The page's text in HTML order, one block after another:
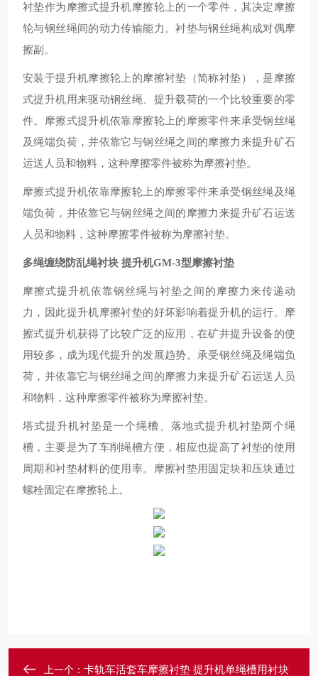
衬垫作为摩擦式提升机摩擦轮上的一个零件，其决定摩擦
轮与钢丝绳间的动力传输能力。衬垫与钢丝绳构成对偶摩
擦副。
安装于提升机摩擦轮上的摩擦衬垫（简称衬垫），是摩擦
式提升机用来驱动钢丝绳、提升载荷的一个比较重要的零
件。摩擦式提升机依靠摩擦轮上的摩擦零件来承受钢丝绳
及绳端负荷，并依靠它与钢丝绳之间的摩擦力来提升矿石
运送人员和物料，这种摩擦零件被称为摩擦衬垫。
摩擦式提升机依靠摩擦轮上的摩擦零件来承受钢丝绳及绳
端负荷，并依靠它与钢丝绳之间的摩擦力来提升矿石运送
人员和物料，这种摩擦零件被称为摩擦衬垫。
多绳缠绕防乱绳衬块 提升机GM-3型摩擦衬垫
摩擦式提升机依靠钢丝绳与衬垫之间的摩擦力来传递动
力，因此提升机摩擦衬垫的好坏影响着提升机的运行。摩
擦式提升机获得了比较广泛 的应用， 在矿井提升设备的使
用较多 ，成为现代提升的发展趋势。承受钢丝绳及绳端负
荷，并依靠它与钢丝绳之间的摩擦力来提升矿石运送人员
和物料，这种摩擦零件被称为摩擦衬垫。
塔式提升机衬垫是一个绳槽、落地式提升机衬垫两个绳
槽，主要是为了车削绳槽方便，相应也提高了衬垫的使用
周期和衬垫材料的使用率。摩擦衬垫用固定块和压块通过
螺栓固定在摩擦轮上。
上一个： 卡轨车活套车摩擦衬垫 提升机单绳槽用衬块